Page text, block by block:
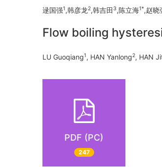
逯国强1,韩彦龙2,韩吉田 3,陈立海1*,赵晓
Flow boiling
LU Guoqiang1, HAN Yanlong2, HAN
PDF (PC)
247